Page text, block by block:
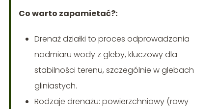
Co warto zapamietać?:
Drenaż działki to proces odprowadzania
nadmiaru wody z gleby, kluczowy dla
stabilności terenu, szczególnie w glebach
gliniastych.
Rodzaje drenażu: powierzchniowy (rowy